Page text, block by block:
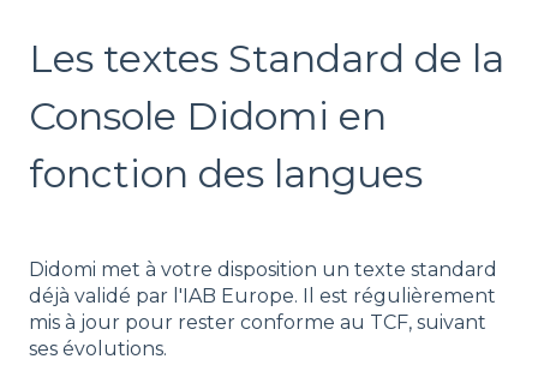
Les textes Standard de la
Console Didomi en
fonction des langues
Didomi met à votre disposition un texte standard
déjà validé par l'IAB Europe. Il est régulièrement
mis à jour pour rester conforme au TCF, suivant
ses évolutions.